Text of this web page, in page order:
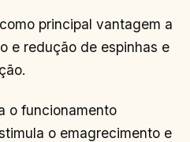
principal vantagem a
e redução de espinhas e
o funcionamento
o emagrecimento e